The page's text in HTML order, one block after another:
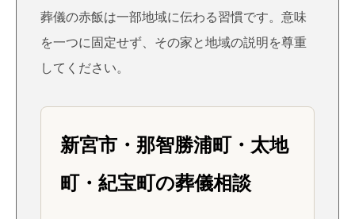
葬儀の赤飯は一部地域に伝わる習慣です。意味
を一つに固定せず、その家と地域の説明を尊重
してください。
新宮市・那智勝浦町・太地
町・紀宝町の葬儀相談